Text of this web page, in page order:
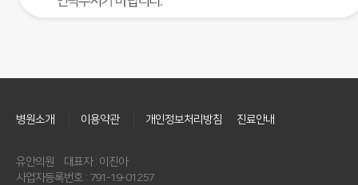
병원소개 이용약관 개인정보처리방침 진료안내
유안의원
대표자 : 이진아
사업자등록번호 : 791-19-01257